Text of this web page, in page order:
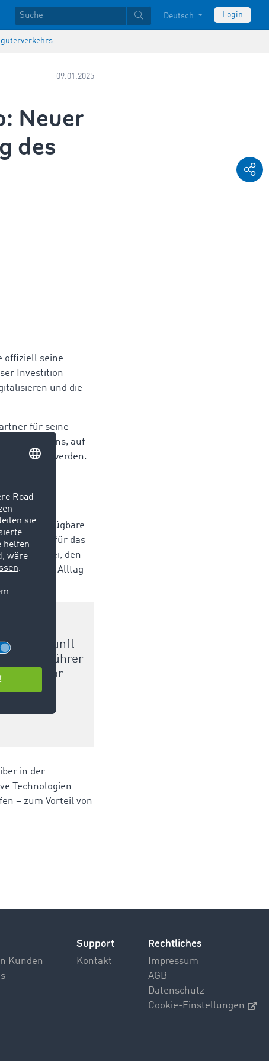
Deutsch Login
09.01.2025
Neuer
des
offiziell seine
Investition
und die
für seine
auf
werden.
smarter
das die
verfügbare
Lösung für das
dazu bei, den
beruflich Alltag
die Zukunft
zu
in der
Technologien
– zum Vorteil von
Kunden
Support
Kontakt
Rechtliches
Impressum
AGB
Datenschutz
Cookie-Einstellungen